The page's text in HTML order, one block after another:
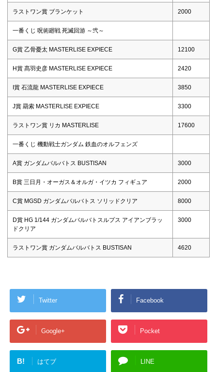
ラストワン賞 ブランケット 2000
一番くじ 呪術廻戦 死滅回游 ～弐～
G賞 乙骨憂太 MASTERLISE EXPIECE 12100
H賞 髙羽史彦 MASTERLISE EXPIECE 2420
I賞 石流龍 MASTERLISE EXPIECE 3850
J賞 羂索 MASTERLISE EXPIECE 3300
ラストワン賞 リカ MASTERLISE 17600
一番くじ 機動戦士ガンダム 鉄血のオルフェンズ
A賞 ガンダムバルバトス BUSTISAN 3000
B賞 三日月・オーガス＆オルガ・イツカ フィギュア 2000
C賞 MGSD ガンダムバルバトス ソリッドクリア 8000
D賞 HG 1/144 ガンダムバルバトスルプス アイアンブラッ
ドクリア
3000
ラストワン賞 ガンダムバルバトス BUSTISAN 4620
Twitter Facebook
Google+ Pocket
B! はてブ LINE